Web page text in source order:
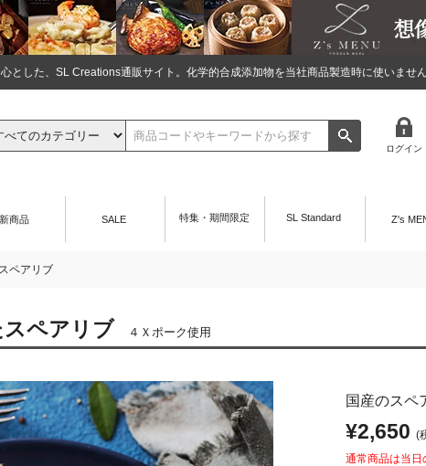
とした、SL Creations通販サイト。化学的合成添加物を当社商品製造時に使いません
ログイン
新商品 SALE 特集・期間限定 SL Standard Z's
ペアリブ
ペアリブ ４Ｘポーク使用
国産のスペ
¥2,650 (
通常商品は当日